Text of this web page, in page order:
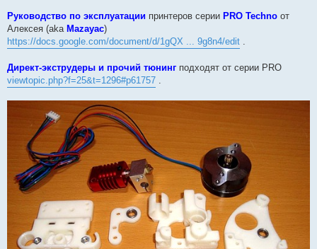
Руководство по эксплуатации принтеров серии PRO Techno от
Алексея (aka Mazayac)
https://docs.google.com/document/d/1gQX ... 9g8n4/edit .
Директ-экструдеры и прочий тюнинг подходят от серии PRO
viewtopic.php?f=25&t=1296#p61757 .